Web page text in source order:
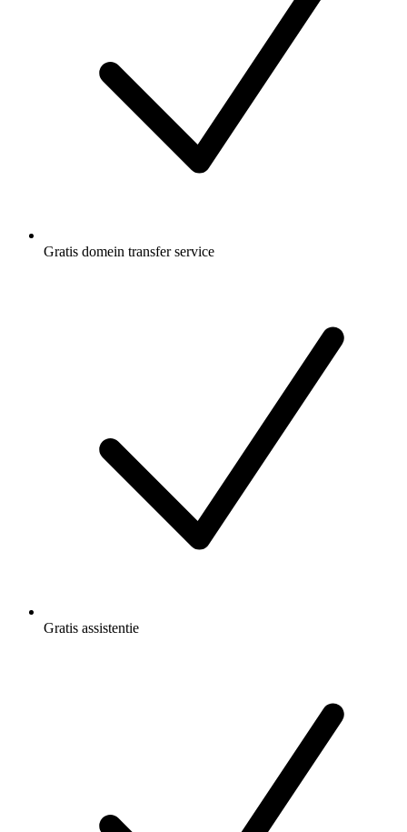
Gratis domein transfer service
Gratis assistentie